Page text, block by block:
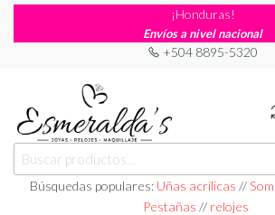
¡Honduras!
Envíos a nivel nacional
+504 8895-5320
Joyería
Esmeraldas
Joyería |
Maquillaje
|
Relojería
Búsquedas populares: Uñas acrílicas //
Pestañas // relojes